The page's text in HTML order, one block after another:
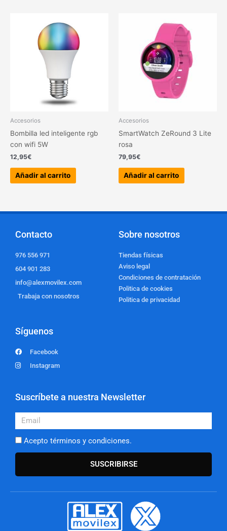
Accesorios
Bombilla led inteligente rgb
con wifi 5W
12,95€
Añadir al carrito
Accesorios
SmartWatch ZeRound 3 Lite
rosa
79,95€
Añadir al carrito
Contacto
976 556 971
604 901 283
info@alexmovilex.com
Trabaja con nosotros
Sobre nosotros
Tiendas físicas
Aviso legal
Condiciones de contratación
Politica de cookies
Politica de privacidad
Síguenos
Facebook
Instagram
Suscríbete a nuestra Newsletter
Email
Acepto términos y condiciones.
SUSCRIBIRSE